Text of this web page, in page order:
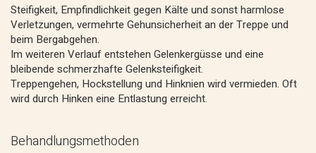
Steifigkeit, Empfindlichkeit gegen Kälte und sonst harmlose
Verletzungen, vermehrte Gehunsicherheit an der Treppe und
beim Bergabgehen.
Im weiteren Verlauf entstehen Gelenkergüsse und eine
bleibende schmerzhafte Gelenksteifigkeit.
Treppengehen, Hockstellung und Hinknien wird vermieden. Oft
wird durch Hinken eine Entlastung erreicht.
Behandlungsmethoden